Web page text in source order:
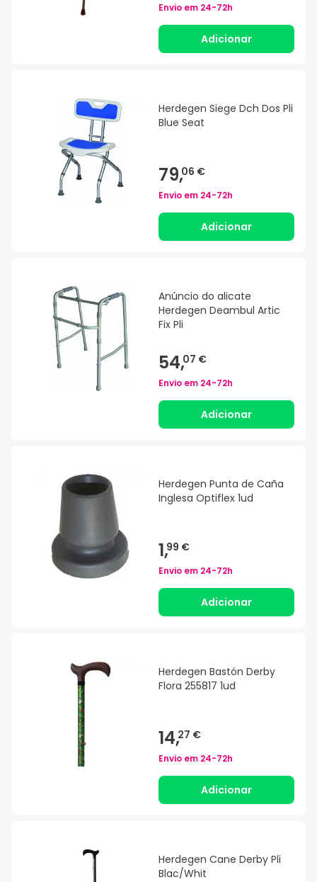
Envio em 24-72h
Adicionar
Herdegen Siege Dch Dos Pli
Blue Seat
79,06 €
Envio em 24-72h
Adicionar
Anúncio do alicate
Herdegen Deambul Artic
Fix Pli
54,07 €
Envio em 24-72h
Adicionar
Herdegen Punta de Caña
Inglesa Optiflex 1ud
1,99 €
Envio em 24-72h
Adicionar
Herdegen Bastón Derby
Flora 255817 1ud
14,27 €
Envio em 24-72h
Adicionar
Herdegen Cane Derby Pli
Blac/Whit